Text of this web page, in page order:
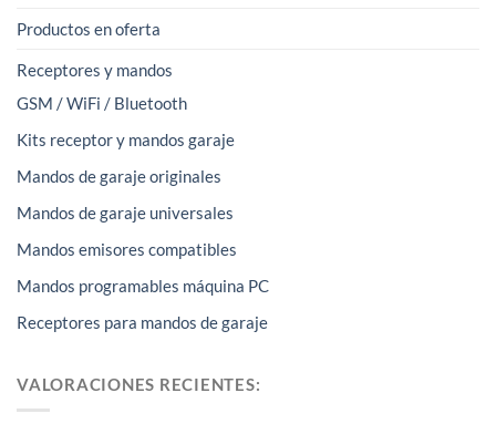
Productos en oferta
Receptores y mandos
GSM / WiFi / Bluetooth
Kits receptor y mandos garaje
Mandos de garaje originales
Mandos de garaje universales
Mandos emisores compatibles
Mandos programables máquina PC
Receptores para mandos de garaje
VALORACIONES RECIENTES: